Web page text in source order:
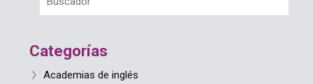
Categorías
Academias de inglés